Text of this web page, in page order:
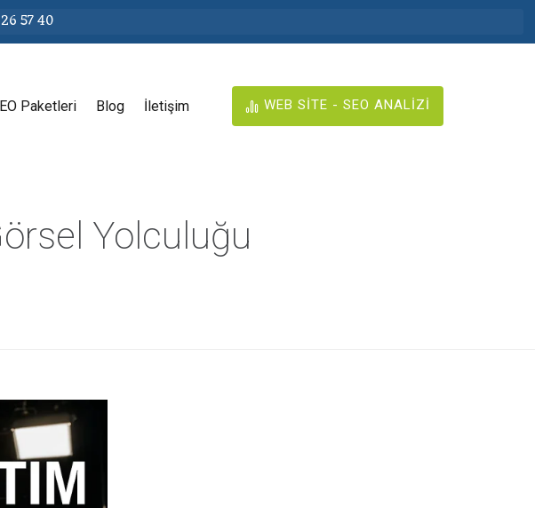
57 40
Paketleri Blog İletişim WEB SİTE - SEO ANALİZİ
Yolculuğu